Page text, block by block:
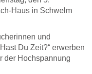
Haus in Schwelm
und
Du Zeit?“ erwerben
der Hochspannung